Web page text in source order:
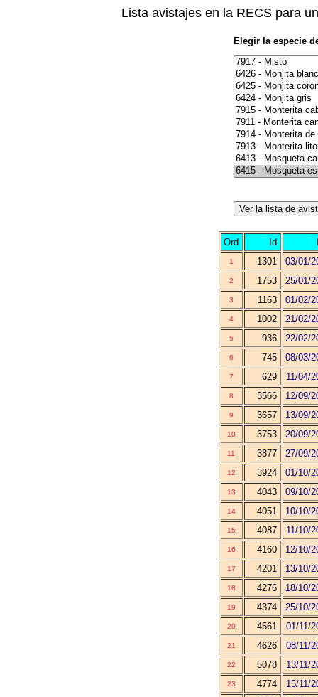
Lista avistajes en la RECS para
Elegir la especie
Ord Id
1 1301 03/01/
2 1753 25/01/
3 1163 01/02/
4 1002 21/02/
5 936 22/02/
6 745 08/03/
7 629 11/04/
8 3566 12/09/
9 3657 13/09/
10 3753 20/09/
11 3877 27/09/
12 3924 01/10/
13 4043 09/10/
14 4051 10/10/
15 4087 11/10/
16 4160 12/10/
17 4201 13/10/
18 4276 18/10/
19 4374 25/10/
20 4561 01/11/
21 4626 08/11/
22 5078 13/11/
23 4774 15/11/